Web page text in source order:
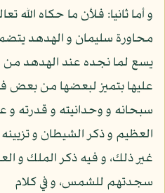
و أما ثانيا: فلأن ما حكاه الله
محاورة سليمان و الهدهد
يسع لما نجده عند الهدهد من
عليها بتميز لبعضها من بعض
سبحانه و وحدانيته و قدرته و
العظيم و ذكر الشيطان و
غير ذلك، و فيه ذكر الملك و
سجدتهم للشمس، و في كلام